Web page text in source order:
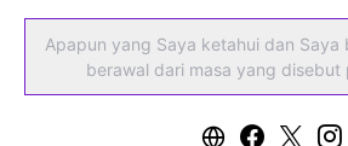
Apapun yang Saya ketahui dan Saya
berawal dari masa yang disebut